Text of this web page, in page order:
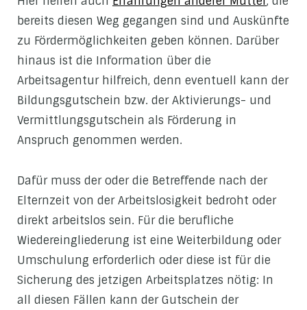
bereits diesen Weg gegangen sind und Auskünfte
zu Fördermöglichkeiten geben können. Darüber
hinaus ist die Information über die
Arbeitsagentur hilfreich, denn eventuell kann der
Bildungsgutschein bzw. der Aktivierungs- und
Vermittlungsgutschein als Förderung in
Anspruch genommen werden.
Dafür muss der oder die Betreffende nach der
Elternzeit von der Arbeitslosigkeit bedroht oder
direkt arbeitslos sein. Für die berufliche
Wiedereingliederung ist eine Weiterbildung oder
Umschulung erforderlich oder diese ist für die
Sicherung des jetzigen Arbeitsplatzes nötig: In
all diesen Fällen kann der Gutschein der